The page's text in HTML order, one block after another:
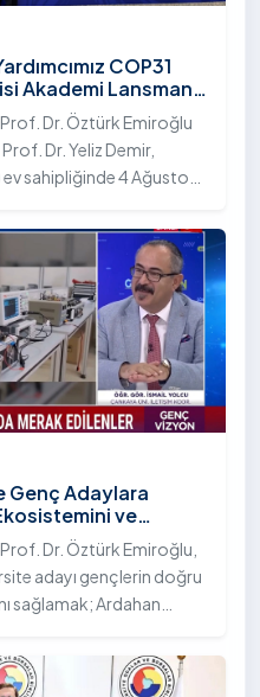
COP31
Akademi Lansmanı
Dr. Öztürk Emiroğlu
Dr. Yeliz Demir,
sahipliğinde 4 Ağustos
programına
Genç Adaylara
ve
Anlattı
Dr. Öztürk Emiroğlu,
adayı gençlerin doğru
sağlamak; Ardahan
aktarmak üzere Ülke TV
Vizyon" programına